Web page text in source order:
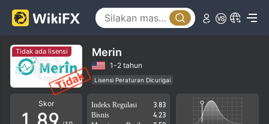
Tidak ada lisensi Merin
1-2 tahun
Lisensi Peraturan Dicurigai
Lingkup Bisnis Mencurigakan
Potensi risiko tinggi
Skor
0
4
5
6
7
5
6
7
8
Indeks Regulasi
3.83
Bisnis
4.23